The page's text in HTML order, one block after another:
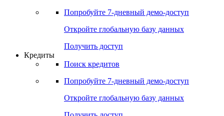
Попробуйте 7-дневный демо-доступ
Откройте глобальную базу данных
Получить доступ
Кредиты
Поиск кредитов
Попробуйте 7-дневный демо-доступ
Откройте глобальную базу данных